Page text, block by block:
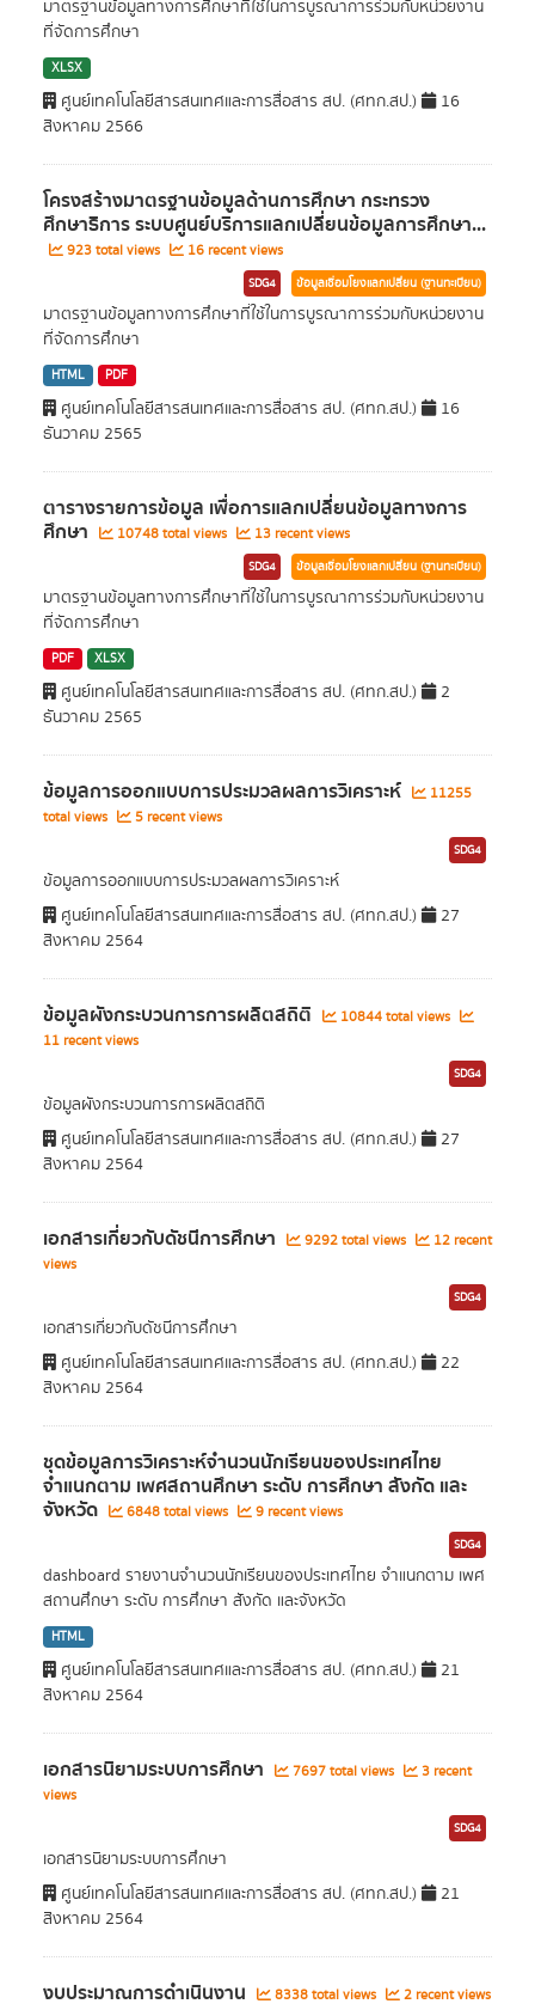
มาตรฐานข้อมูลทางการศึกษาที่ใช้ในการบูรณาการร่วมกับหน่วยงาน
ที่จัดการศึกษา
XLSX
ศูนย์เทคโนโลยีสารสนเทศและการสื่อสาร สป. (ศทก.สป.)
16
สิงหาคม 2566
โครงสร้างมาตรฐานข้อมูลด้านการศึกษา กระทรวง
ศึกษาธิการ ระบบศูนย์บริการแลกเปลี่ยนข้อมูลการศึกษา...
923 total views 16 recent views
SDG4 ข้อมูลเชื่อมโยงแลกเปลี่ยน (ฐานทะเบียน)
มาตรฐานข้อมูลทางการศึกษาที่ใช้ในการบูรณาการร่วมกับหน่วยงาน
ที่จัดการศึกษา
HTML PDF
ศูนย์เทคโนโลยีสารสนเทศและการสื่อสาร สป. (ศทก.สป.)
16
ธันวาคม 2565
ตารางรายการข้อมูล เพื่อการแลกเปลี่ยนข้อมูลทางการ
ศึกษา 10748 total views 13 recent views
SDG4 ข้อมูลเชื่อมโยงแลกเปลี่ยน (ฐานทะเบียน)
มาตรฐานข้อมูลทางการศึกษาที่ใช้ในการบูรณาการร่วมกับหน่วยงาน
ที่จัดการศึกษา
PDF XLSX
ศูนย์เทคโนโลยีสารสนเทศและการสื่อสาร สป. (ศทก.สป.)
2
ธันวาคม 2565
ข้อมูลการออกแบบการประมวลผลการวิเคราะห์
11255
total views
5 recent views
SDG4
ข้อมูลการออกแบบการประมวลผลการวิเคราะห์
ศูนย์เทคโนโลยีสารสนเทศและการสื่อสาร สป. (ศทก.สป.)
27
สิงหาคม 2564
ข้อมูลผังกระบวนการการผลิตสถิติ
10844 total views
11 recent views
SDG4
ข้อมูลผังกระบวนการการผลิตสถิติ
ศูนย์เทคโนโลยีสารสนเทศและการสื่อสาร สป. (ศทก.สป.)
27
สิงหาคม 2564
เอกสารเกี่ยวกับดัชนีการศึกษา 9292 total views
12 recent
views
SDG4
เอกสารเกี่ยวกับดัชนีการศึกษา
ศูนย์เทคโนโลยีสารสนเทศและการสื่อสาร สป. (ศทก.สป.)
22
สิงหาคม 2564
ชุดข้อมูลการวิเคราะห์จำนวนนักเรียนของประเทศไทย
จำแนกตาม เพศสถานศึกษา ระดับ การศึกษา สังกัด และ
จังหวัด 6848 total views 9 recent views
SDG4
dashboard รายงานจำนวนนักเรียนของประเทศไทย จำแนกตาม เพศ
สถานศึกษา ระดับ การศึกษา สังกัด และจังหวัด
HTML
ศูนย์เทคโนโลยีสารสนเทศและการสื่อสาร สป. (ศทก.สป.)
21
สิงหาคม 2564
เอกสารนิยามระบบการศึกษา 7697 total views
3 recent
views
SDG4
เอกสารนิยามระบบการศึกษา
ศูนย์เทคโนโลยีสารสนเทศและการสื่อสาร สป. (ศทก.สป.)
21
สิงหาคม 2564
งบประมาณการดำเนินงาน 8338 total views 2 recent views